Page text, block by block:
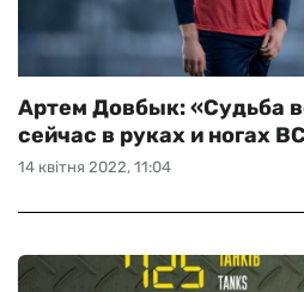
14 квітня 2022, 11:04
Артем Довбык: «Судьба
сейчас в руках и ногах